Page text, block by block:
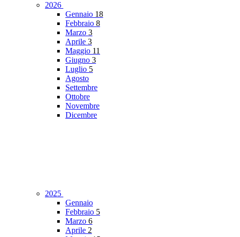
2026
Gennaio 18
Febbraio 8
Marzo 3
Aprile 3
Maggio 11
Giugno 3
Luglio 5
Agosto
Settembre
Ottobre
Novembre
Dicembre
2025
Gennaio
Febbraio 5
Marzo 6
Aprile 2